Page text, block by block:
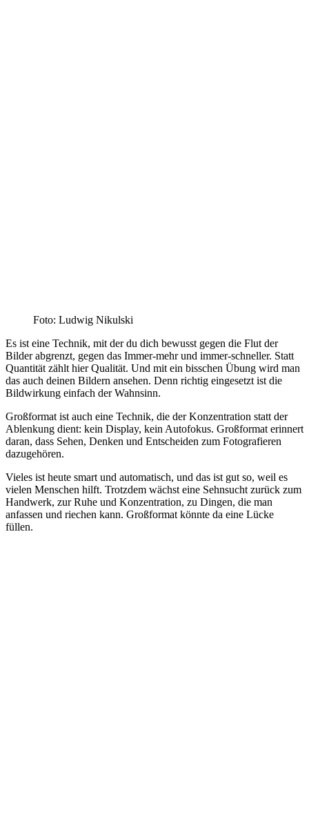
Foto: Ludwig Nikulski
Es ist eine Technik, mit der du dich bewusst gegen die Flut der
Bilder abgrenzt, gegen das Immer-mehr und immer-schneller. Statt
Quantität zählt hier Qualität. Und mit ein bisschen Übung wird man
das auch deinen Bildern ansehen. Denn richtig eingesetzt ist die
Bildwirkung einfach der Wahnsinn.
Großformat ist auch eine Technik, die der Konzentration statt der
Ablenkung dient: kein Display, kein Autofokus. Großformat erinnert
daran, dass Sehen, Denken und Entscheiden zum Fotografieren
dazugehören.
Vieles ist heute smart und automatisch, und das ist gut so, weil es
vielen Menschen hilft. Trotzdem wächst eine Sehnsucht zurück zum
Handwerk, zur Ruhe und Konzentration, zu Dingen, die man
anfassen und riechen kann. Großformat könnte da eine Lücke
füllen.